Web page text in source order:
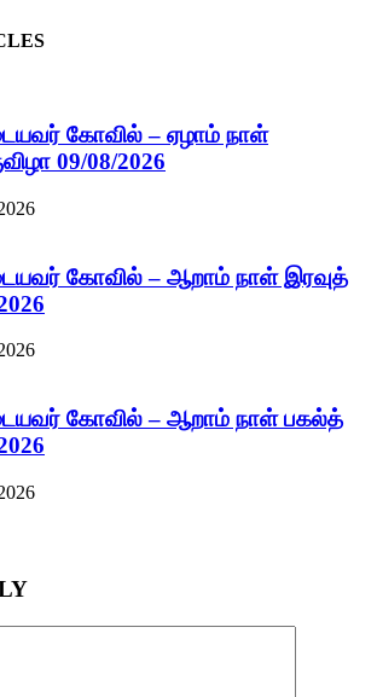
கோவில் – ஏழாம் நாள்
09/08/2026
கோவில் – ஆறாம் நாள் இரவுத்
கோவில் – ஆறாம் நாள் பகல்த்